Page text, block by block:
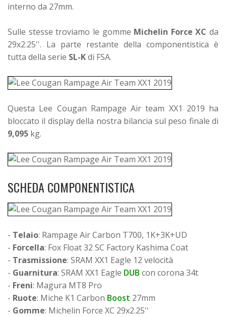
interno da 27mm.
Sulle stesse troviamo le gomme Michelin Force XC da
29x2.25''. La parte restante della componentistica è
tutta della serie SL-Kdi FSA.
Questa Lee Cougan Rampage Air team XX1 2019 ha
bloccato il display della nostra bilancia sul peso finale di
9,095 kg.
SCHEDA COMPONENTISTICA
- Telaio: Rampage Air Carbon T700, 1K+3K+UD
- Forcella: Fox Float 32 SC Factory Kashima Coat
- Trasmissione: SRAM XX1 Eagle 12 velocità
- Guarnitura: SRAM XX1 Eagle DUB con corona 34t
- Freni: Magura MT8 Pro
- Ruote: Miche K1 Carbon Boost 27mm
- Gomme: Michelin Force XC 29x2.25''